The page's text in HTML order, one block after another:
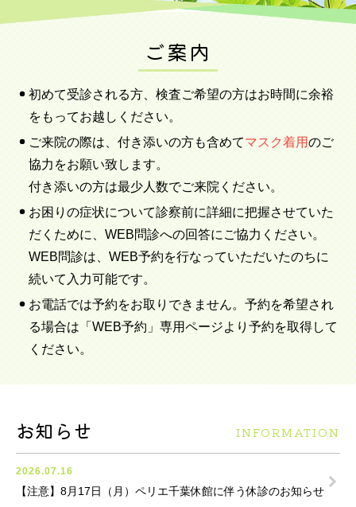
ご案内
初めて受診される方、検査ご希望の方はお時間に余裕
をもってお越しください。
ご来院の際は、付き添いの方も含めてマスク着用のご
協力をお願い致します。
付き添いの方は最少人数でご来院ください。
お困りの症状について診察前に詳細に把握させていた
だくために、WEB問診への回答にご協力ください。
WEB問診は、WEB予約を行なっていただいたのちに
続いて入力可能です。
お電話では予約をお取りできません。予約を希望され
る場合は「WEB予約」専用ページより予約を取得して
ください。
INFORMATION
お知らせ
2026.07.16
【注意】8月17日（月）ペリエ千葉休館に伴う休診のお知らせ